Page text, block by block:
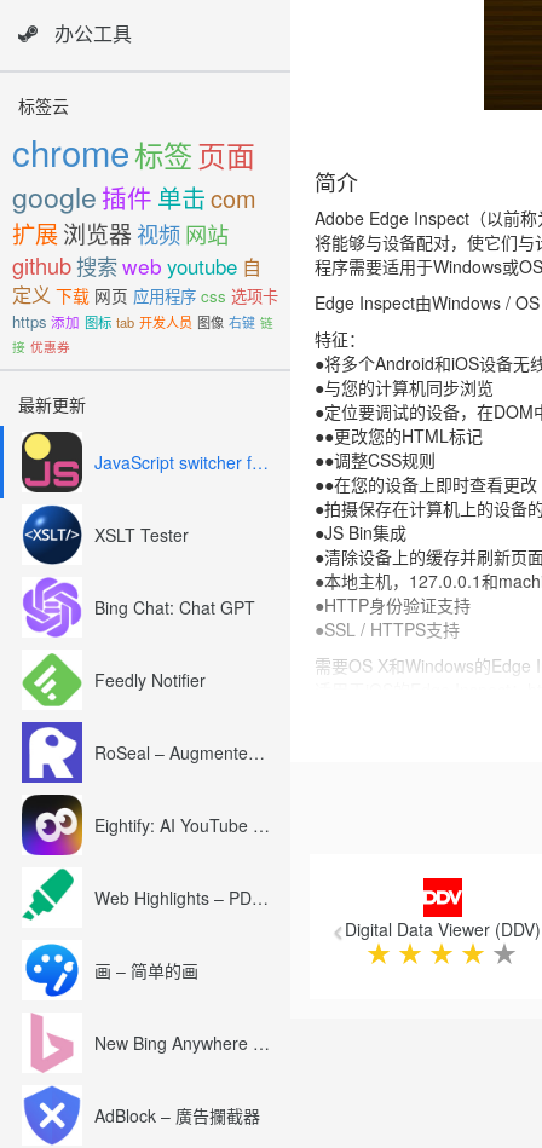
办公工具
标签云
chrome标签页面
google 插件 单击com
扩展浏览器 视频网站
github搜索web youtube 自
定义 下载 网页 应用程序 css 选项卡
https 添加 图标 tab 开发人员 图像 右键 链
接 优惠券
最新更新
JavaScript switcher for SEO and development
XSLT Tester
Bing Chat: Chat GPT
Feedly Notifier
RoSeal – Augmented Roblox Experience
Eightify: AI YouTube Summary with ChatGPT
Web Highlights – PDF & Web Highlighter
画 – 简单的画
New Bing Anywhere (Bing Chat GPT-4)
AdBlock – 廣告攔截器
简介
Adobe Edge Inspect（以前
将能够与设备配对，使它们
程序需要适用于Windows或
Edge Inspect由Windows /
特征：
●将多个Android和iOS设备无
●与您的计算机同步浏览
●定位要调试的设备，在
●●更改您的HTML标记
●●调整CSS规则
●●在您的设备上即时查看更改
●拍摄保存在计算机上的设备
●JS Bin集成
●清除设备上的缓存并刷新页
●本地主机，127.0.0.1和
●HTTP身份验证支持
●SSL / HTTPS支持
需要OS X和Windows的
Digital Data Viewer (DDV)
★ ★ ★ ★ ★